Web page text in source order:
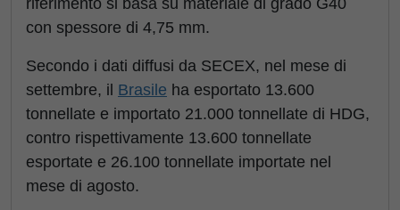
riferimento si basa su materiale di grado G40
con spessore di 4,75 mm.
Secondo i dati diffusi da SECEX, nel mese di
settembre, il Brasile ha esportato 13.600
tonnellate e importato 21.000 tonnellate di HDG,
contro rispettivamente 13.600 tonnellate
esportate e 26.100 tonnellate importate nel
mese di agosto.